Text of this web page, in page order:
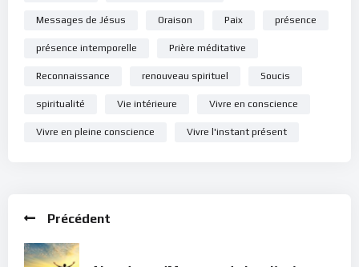
Messages de Jésus Oraison Paix présence
présence intemporelle Prière méditative
Reconnaissance renouveau spirituel Soucis
spiritualité Vie intérieure Vivre en conscience
Vivre en pleine conscience Vivre l'instant présent
Précédent